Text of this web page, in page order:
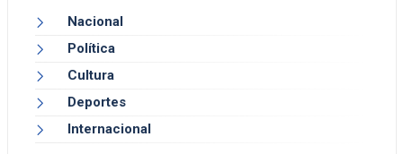
Nacional
Política
Cultura
Deportes
Internacional